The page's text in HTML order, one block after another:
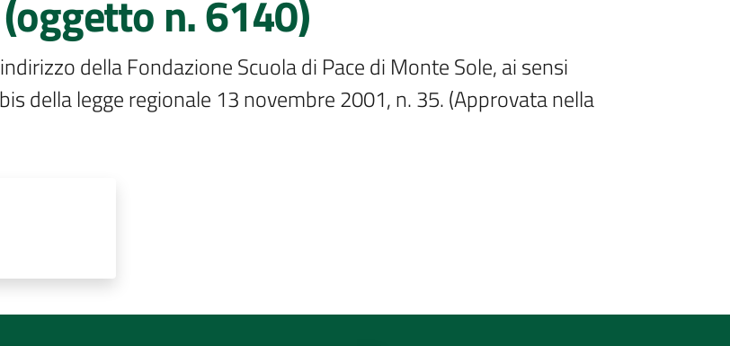
n. 6140)
della Fondazione Scuola di Pace di Monte Sole, ai sensi
della legge regionale 13 novembre 2001, n. 35. (Approvata nella